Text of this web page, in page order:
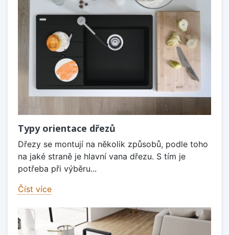
Typy orientace dřezů
Dřezy se montují na několik způsobů, podle toho
na jaké straně je hlavní vana dřezu. S tím je
potřeba při výběru...
Číst více